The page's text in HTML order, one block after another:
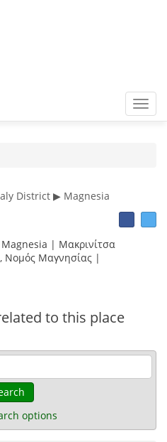
District ▶ Magnesia
| Μακρινίτσα
Νομός Μαγνησίας |
to this place
options